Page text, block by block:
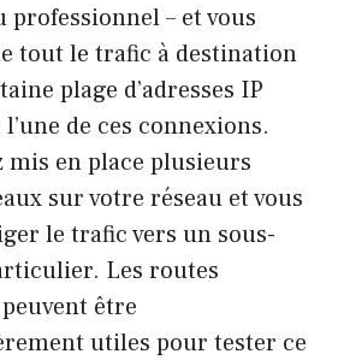
professionnel – et vous
tout le trafic à destination
plage d’adresses IP
de ces connexions.
mis en place plusieurs
sur votre réseau et vous
le trafic vers un sous-
Les routes
être
utiles pour tester ce